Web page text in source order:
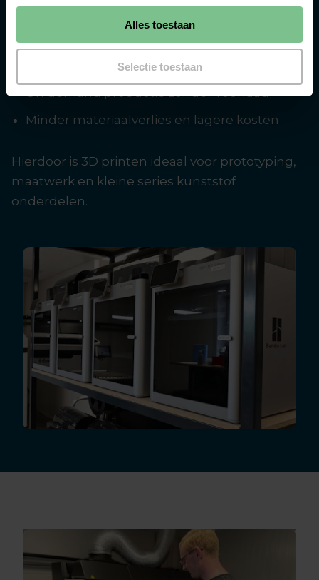
Alles toestaan
Selectie toestaan
Geen investering in matrijzen of tooling
Grote ontwerpvrijheid en complexe vormen
On demand productie zonder voorraad
Minder materiaalverlies en lagere kosten
Hierdoor is 3D printen ideaal voor prototyping,
maatwerk en kleine series kunststof
onderdelen.